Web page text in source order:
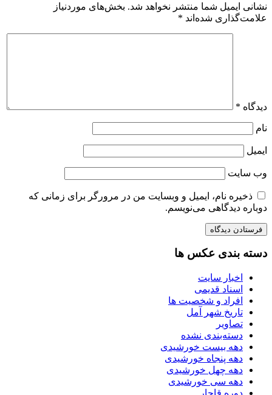
نشانی ایمیل شما منتشر نخواهد شد. بخش‌های موردنیاز
علامت‌گذاری شده‌اند *
دیدگاه *
نام
ایمیل
وب‌ سایت
ذخیره نام، ایمیل و وبسایت من در مرورگر برای زمانی که
دوباره دیدگاهی می‌نویسم.
دسته بندی عکس ها
اخبار سایت
اسناد قدیمی
افراد و شخصیت ها
تاریخ شهر آمل
تصاویر
دسته‌بندی نشده
دهه بیست خورشیدی
دهه پنجاه خورشیدی
دهه چهل خورشیدی
دهه سی خورشیدی